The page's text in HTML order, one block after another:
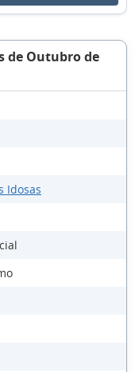
de Outubro de
Idosas